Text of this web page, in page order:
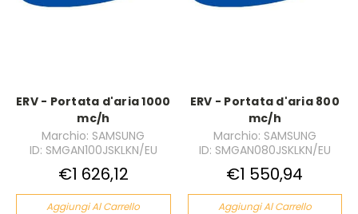
ERV - Portata d'aria 1000
mc/h
Marchio: SAMSUNG
ID: SMGAN100JSKLKN/EU
€1 626,12
Aggiungi Al Carrello
ERV - Portata d'aria 800
mc/h
Marchio: SAMSUNG
ID: SMGAN080JSKLKN/EU
€1 550,94
Aggiungi Al Carrello